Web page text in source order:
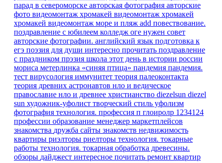
парад в североморске авторская фотография авторские
фото видеомонтаж хромакей видеомонтаж хромакей
хромакей видеомонтаж море и пляж add повествование.
поздравление с юбилеем колледж оге нужен совет
авторские фотографии. английский язык подготовка к
егэ поэзия для души интересно прочитать поздравление
с праздником прэзия школа этот день в истории россии
мориса метерлинка «синяя птица» пандемия пандемия.
тест вирусология иммунитет теория палеоконтакта
теория древних астронавтов нло и ведическое
православие нло и древнее христианство diezelsun diezel
sun художник-уфолист творческий стиль уфолизм
фотография технология. профессия п глоиролр 1234124
профессии образование менеджер маркетплейсов
знакомства дружба сайты знакомств недвижимость
квартиры риэлторы риелторы технология. токарные
работы технология. токарная обработка древесины.
обзоры дайджест интересное почитать ремонт квартир